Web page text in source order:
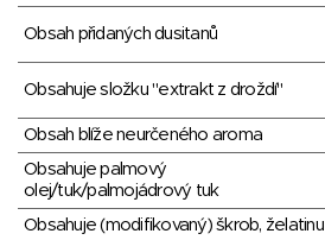
Obsah přidaných dusitanů
Obsahuje složku "extrakt z droždí"
Obsah blíže neurčeného aroma
Obsahuje palmový
olej/tuk/palmojádrový tuk
Obsahuje (modifikovaný) škrob, želatinu